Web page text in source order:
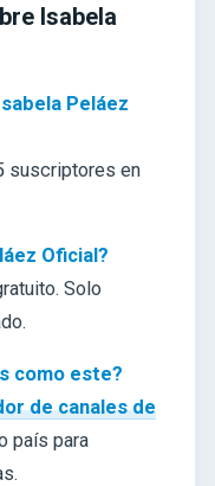
Isabela
Peláez
suscriptores en
Oficial?
Solo
como este?
de canales de
país para